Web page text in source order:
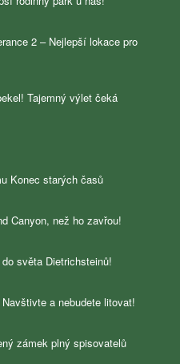
2 – Nejlepší lokace pro
Tajemný výlet čeká
Konec starých časů
Canyon, než ho zavřou!
světa Dietrichsteinů!
a nebudete litovat!
zámek plný spisovatelů